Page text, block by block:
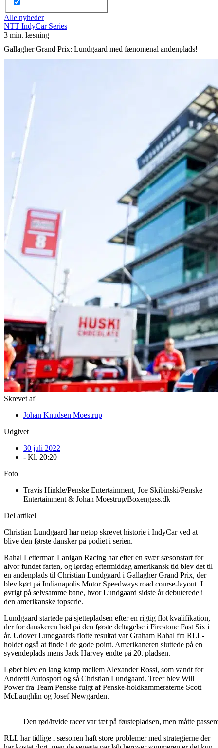
Alle nyheder
NTT IndyCar Series
3 min. læsning
Gallagher Grand Prix: Lundgaard med fænomenal andenplads!
Skrevet af
Johan Knudsen Moestrup
Udgivet
30 juli 2022
- Kl. 20:20
Foto
Travis Hinkle/Penske Entertainment, Joe Skibinski/Penske
Entertainment & Johan Moestrup/Boxengass.dk
Del artikel
Christian Lundgaard har netop skrevet historie i IndyCar ved at
blive den første dansker på podiet i serien.
Rahal Letterman Lanigan Racing har efter en svær sæsonstart for
alvor fundet farten, og lørdag eftermiddag amerikansk tid blev det til
en andenplads til Christian Lundgaard i Gallagher Grand Prix, der
blev kørt på Indianapolis Motor Speedways road course-layout. I
øvrigt på selvsamme bane, hvor Lundgaard sidste år debuterede i
den amerikanske topserie.
Lundgaard startede på sjettepladsen efter en rigtig flot kvalifikation,
der for danskeren bød på den første deltagelse i Firestone Fast Six i
år. Udover Lundgaards flotte resultat var Graham Rahal fra RLL-
holdet også at finde i de gode point. Amerikaneren sluttede på en
syvendeplads mens Jack Harvey endte på 20. pladsen.
Løbet blev en lang kamp mellem Alexander Rossi, som vandt for
Andretti Autosport og så Christian Lundgaard. Treer blev Will
Power fra Team Penske fulgt af Penske-holdkammeraterne Scott
McLaughlin og Josef Newgarden.
Den rød/hvide racer var tæt på førstepladsen, men måtte
RLL har tidlige i sæsonen haft store problemer med strategierne der